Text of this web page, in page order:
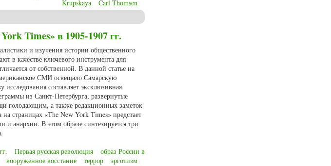
Krupskaya
Carl Thomsen
Times» в 1905-1907 гг.
и изучения истории общественного
в качестве ключевого инструмента для
от собственной. В данной статье на
СМИ освещало Самарскую
составляет эксклюзивная
из Санкт-Петербурга, развернутые
голодающим, а также редакционных заметок
на страницах «The New York Times» предстает
и анархии. В этом образе синтезируется три
Первая русская революция
образ России в
вооруженное восстание террор эрготизм